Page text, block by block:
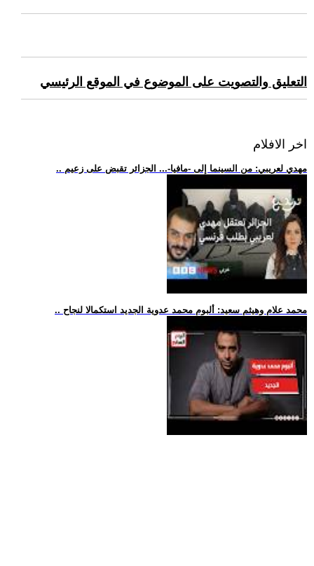
التعليق والتصويت على الموضوع في الموقع الرئيسي
اخر الافلام
.. مهدي لعريبي: من السينما إلى -مافيا-... الجزائر تقبض على زعيم
.. محمد علام وهيثم سعيد: ألبوم محمد عدوية الجديد استكمالا لنجاح